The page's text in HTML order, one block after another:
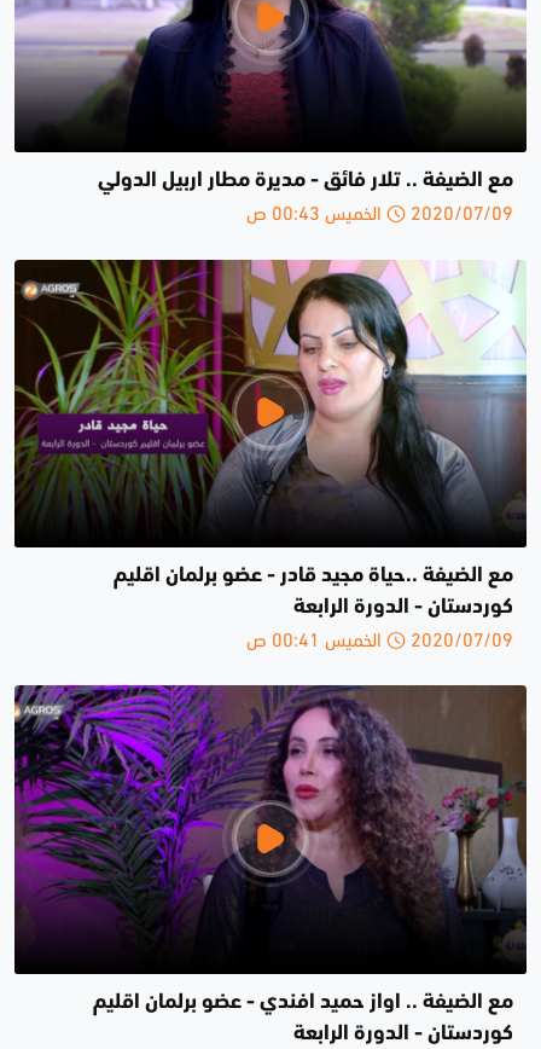
مع الضيفة .. تلار فائق - مديرة مطار اربيل الدولي
2020/07/09 الخميس 00:43 ص
مع الضيفة ..حياة مجيد قادر - عضو برلمان اقليم
كوردستان - الدورة الرابعة
2020/07/09 الخميس 00:41 ص
مع الضيفة .. اواز حميد افندي - عضو برلمان اقليم
كوردستان - الدورة الرابعة